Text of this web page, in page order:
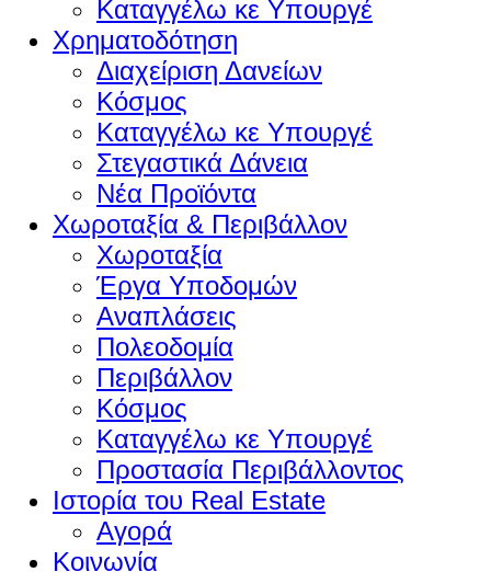
Καταγγέλω κε Υπουργέ
Χρηματοδότηση
Διαχείριση Δανείων
Κόσμος
Καταγγέλω κε Υπουργέ
Στεγαστικά Δάνεια
Νέα Προϊόντα
Χωροταξία & Περιβάλλον
Χωροταξία
Έργα Υποδομών
Αναπλάσεις
Πολεοδομία
Περιβάλλον
Κόσμος
Καταγγέλω κε Υπουργέ
Προστασία Περιβάλλοντος
Ιστορία του Real Estate
Αγορά
Κοινωνία